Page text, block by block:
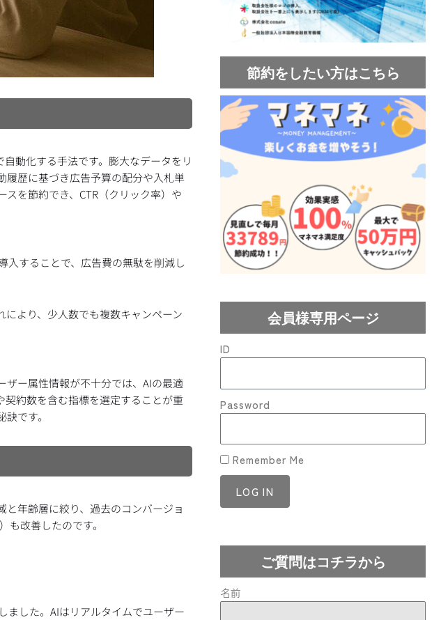
動化する手法です。膨大なデータをリ
履歴に基づき広告予算の配分や入札単
を節約でき、CTR（クリック率）や
入することで、広告費の無駄を削減し
より、少人数でも複数キャンペーン
ー属性情報が不十分では、AIの最適
約数を含む指標を選定することが重
です。
年齢層に絞り、過去のコンバージョ
改善したのです。
ました。AIはリアルタイムでユーザー
節約をしたい方はこちら
会員様専用ページ
ID
Password
Remember Me
LOG IN
ご質問はコチラから
名前